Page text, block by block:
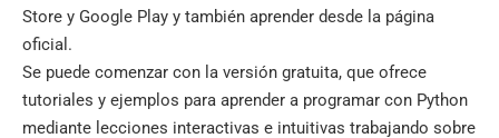
Store y Google Play y también aprender desde la página
oficial.
Se puede comenzar con la versión gratuita, que ofrece
tutoriales y ejemplos para aprender a programar con Python
mediante lecciones interactivas e intuitivas trabajando sobre